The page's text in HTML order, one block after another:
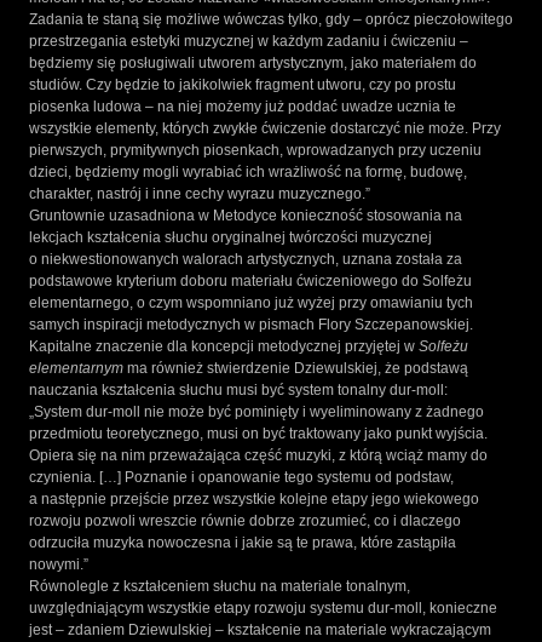
Zadania te staną się możliwe wówczas tylko, gdy – oprócz pieczołowitego
przestrzegania estetyki muzycznej w każdym zadaniu i ćwiczeniu –
będziemy się posługiwali utworem artystycznym, jako materiałem do
studiów. Czy będzie to jakikolwiek fragment utworu, czy po prostu
piosenka ludowa – na niej możemy już poddać uwadze ucznia te
wszystkie elementy, których zwykłe ćwiczenie dostarczyć nie może. Przy
pierwszych, prymitywnych piosenkach, wprowadzanych przy uczeniu
dzieci, będziemy mogli wyrabiać ich wrażliwość na formę, budowę,
charakter, nastrój i inne cechy wyrazu muzycznego.”
Gruntownie uzasadniona w Metodyce konieczność stosowania na
lekcjach kształcenia słuchu oryginalnej twórczości muzycznej
o niekwestionowanych walorach artystycznych, uznana została za
podstawowe kryterium doboru materiału ćwiczeniowego do Solfeżu
elementarnego, o czym wspomniano już wyżej przy omawianiu tych
samych inspiracji metodycznych w pismach Flory Szczepanowskiej.
Kapitalne znaczenie dla koncepcji metodycznej przyjętej w Solfeżu
elementarnym ma również stwierdzenie Dziewulskiej, że podstawą
nauczania kształcenia słuchu musi być system tonalny dur-moll:
„System dur-moll nie może być pominięty i wyeliminowany z żadnego
przedmiotu teoretycznego, musi on być traktowany jako punkt wyjścia.
Opiera się na nim przeważająca część muzyki, z którą wciąż mamy do
czynienia. […] Poznanie i opanowanie tego systemu od podstaw,
a następnie przejście przez wszystkie kolejne etapy jego wiekowego
rozwoju pozwoli wreszcie równie dobrze zrozumieć, co i dlaczego
odrzuciła muzyka nowoczesna i jakie są te prawa, które zastąpiła
nowymi.”
Równolegle z kształceniem słuchu na materiale tonalnym,
uwzględniającym wszystkie etapy rozwoju systemu dur-moll, konieczne
jest – zdaniem Dziewulskiej – kształcenie na materiale wykraczającym